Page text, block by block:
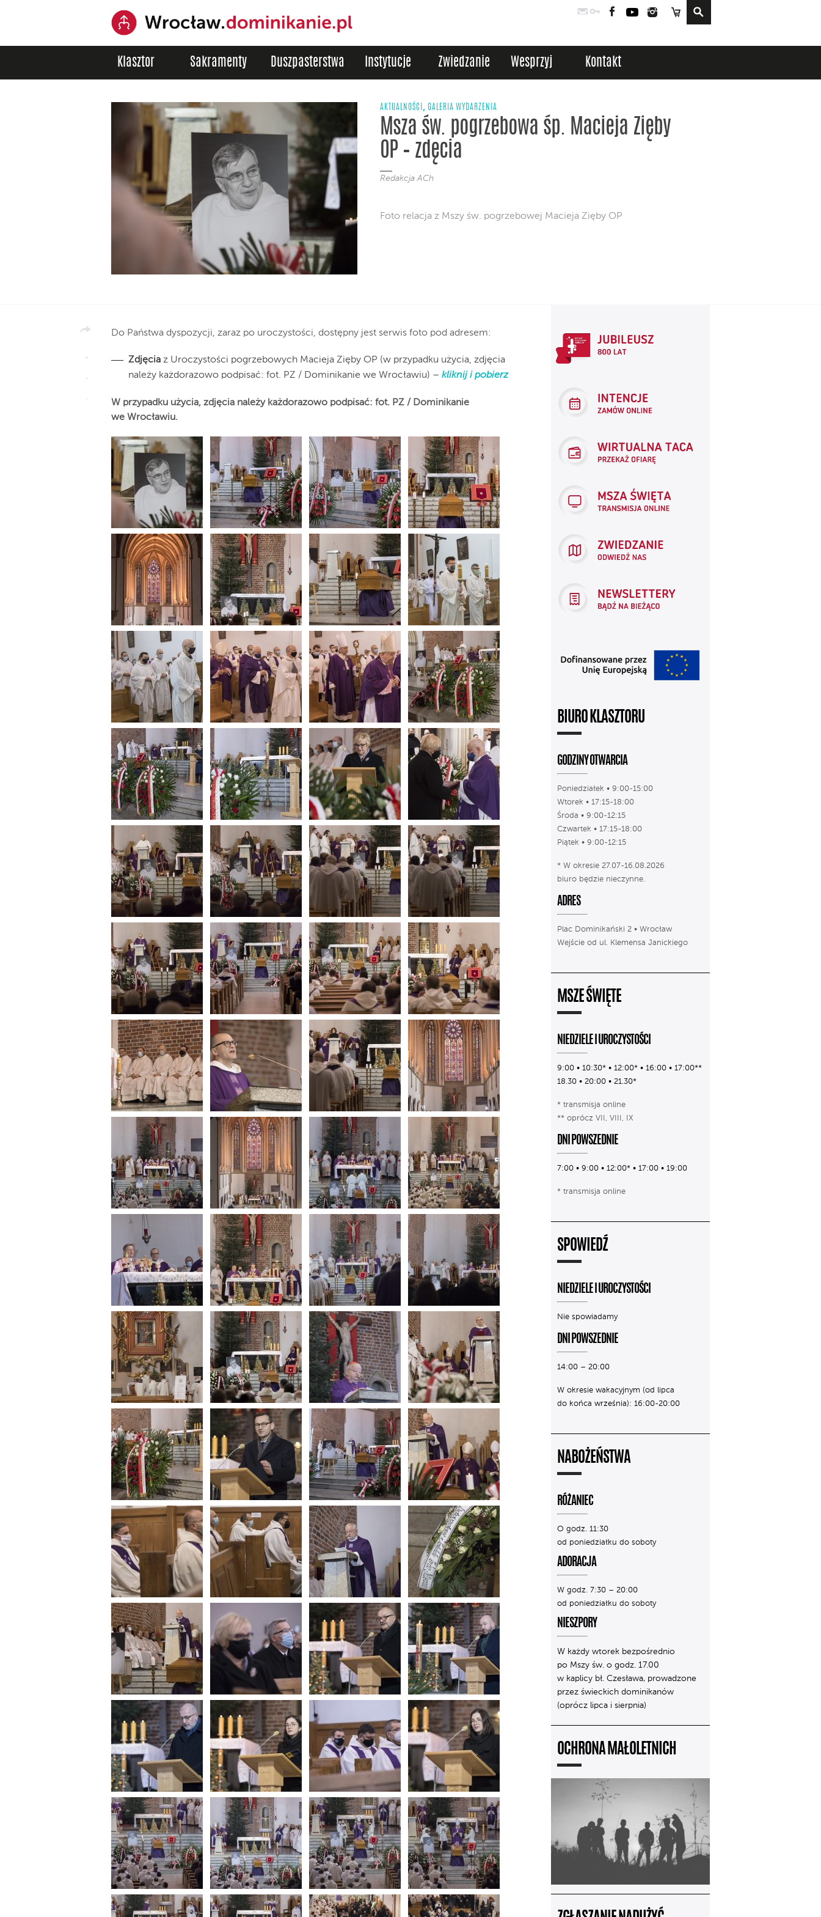
PocztaLogowanie
FacebookYouTubeInstagram
Sklep
Klasztor Sakramenty Duszpasterstwa Instytucje Zwiedzanie Wesprzyj Kontakt
AKTUALNOŚCI , GALERIA WYDARZENIA
Msza św. pogrzebowa śp. Macieja Zięby
OP – zdęcia
Redakcja ACh
Foto relacja z Mszy św. pogrzebowej Macieja Zięby OP
Do Państwa dyspozycji, zaraz po uroczystości, dostępny jest serwis foto pod adresem:
Zdjęcia z Uroczystości pogrzebowych Macieja Zięby OP (w przypadku użycia, zdjęcia
należy każdorazowo podpisać: fot. PZ / Dominikanie we Wrocławiu) – kliknij i pobierz
W przypadku użycia, zdjęcia należy każdorazowo podpisać: fot. PZ / Dominikanie
we Wrocławiu.
BIURO KLASZTORU
GODZINY OTWARCIA
Poniedziałek • 9:00-15:00
Wtorek • 17:15-18:00
Środa • 9:00-12:15
Czwartek • 17:15-18:00
Piątek • 9:00-12:15
* W okresie 27.07-16.08.2026
biuro będzie nieczynne.
ADRES
Plac Dominikański 2 • Wrocław
Wejście od ul. Klemensa Janickiego
MSZE ŚWIĘTE
NIEDZIELE I UROCZYSTOŚCI
9:00 • 10:30* • 12:00* • 16:00 • 17:00**
18.30 • 20:00 • 21.30*
* transmisja online
** oprócz VII, VIII, IX
DNI POWSZEDNIE
7:00 • 9:00 • 12:00* • 17:00 • 19:00
* transmisja online
SPOWIEDŹ
NIEDZIELE I UROCZYSTOŚCI
Nie spowiadamy
DNI POWSZEDNIE
14:00 – 20:00
W okresie wakacyjnym (od lipca
do końca września): 16:00-20:00
NABOŻEŃSTWA
RÓŻANIEC
O godz. 11:30
od poniedziałku do soboty
ADORACJA
W godz. 7:30 – 20:00
od poniedziałku do soboty
NIESZPORY
W każdy wtorek bezpośrednio
po Mszy św. o godz. 17.00
w kaplicy bł. Czesława, prowadzone
przez świeckich dominikanów
(oprócz lipca i sierpnia)
OCHRONA MAŁOLETNICH